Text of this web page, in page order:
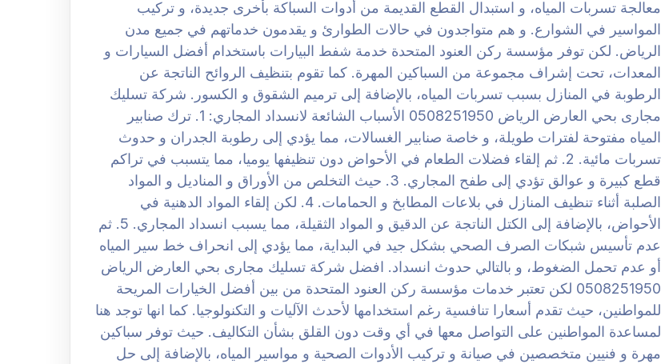
معالجة تسربات المياه، و استبدال القطع القديمة من أدوات السباكة بأخرى جديدة، و تركيب
المواسير في الشوارع. و هم متواجدون في حالات الطوارئ و يقدمون خدماتهم في جميع مدن
الرياض. لكن توفر مؤسسة ركن العنود المتحدة خدمة شفط البيارات باستخدام أفضل السيارات و
المعدات، تحت إشراف مجموعة من السباكين المهرة. كما تقوم بتنظيف الروائح الناتجة عن
الرطوبة في المنازل بسبب تسربات المياه، بالإضافة إلى ترميم الشقوق و الكسور. شركة تسليك
مجارى بحي العارض الرياض 0508251950 الأسباب الشائعة لانسداد المجاري: 1. ترك صنابير
المياه مفتوحة لفترات طويلة، و خاصة صنابير الغسالات، مما يؤدي إلى رطوبة الجدران و حدوث
تسربات مائية. 2. ثم إلقاء فضلات الطعام في الأحواض دون تنظيفها يوميا، مما يتسبب في تراكم
قطع كبيرة و عوالق تؤدي إلى طفح المجاري. 3. حيث التخلص من الأوراق و المناديل و المواد
الصلبة أثناء تنظيف المنازل في بلاعات المطابخ و الحمامات. 4. لكن إلقاء المواد الدهنية في
الأحواض، بالإضافة إلى الكتل الناتجة عن الدقيق و المواد الثقيلة، مما يسبب انسداد المجاري. 5. ثم
عدم تأسيس شبكات الصرف الصحي بشكل جيد في البداية، مما يؤدي إلى انحراف خط سير المياه
أو عدم تحمل الضغوط، و بالتالي حدوث انسداد. افضل شركة تسليك مجارى بحي العارض الرياض
0508251950 لكن تعتبر خدمات مؤسسة ركن العنود المتحدة من بين أفضل الخيارات المريحة
للمواطنين، حيث تقدم أسعارا تنافسية رغم استخدامها لأحدث الآليات و التكنولوجيا. كما انها توجد هنا
لمساعدة المواطنين على التواصل معها في أي وقت دون القلق بشأن التكاليف. حيث توفر سباكين
مهرة و فنيين متخصصين في صيانة و تركيب الأدوات الصحية و مواسير المياه، بالإضافة إلى حل